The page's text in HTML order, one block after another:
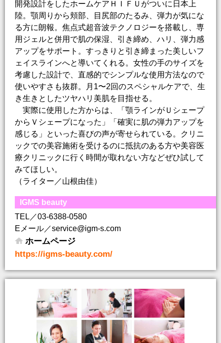
開発設計をしたホームケアＨＩＦＵがついに日本上
陸。顎周りから頬部、目尻部のたるみ、弾力が気にな
る方に朗報。焦点式超音波テクノロジーを搭載し、専
用ジェルと併用で肌の保湿、引き締め、ハリ、弾力感
アップをサポート。すっきりと引き締まった美しいフ
ェイスラインへと導いてくれる。女性の手のサイズを
考慮した設計で、直感的でシンプルな使用方法なので
使いやすさも抜群。月1〜2回のスペシャルケアで、生
き生きとしたツヤハリ美肌を目指せる。
実際に使用した方からは、「顎ラインがＵシェープ
からＶシェープになった」「確実に肌の弾力アップを
感じる」といった喜びの声が寄せられている。クリニ
ックでの美容施術を受けるのに抵抗のある方や美容医
療クリニックに行く時間が取れない方などぜひ試して
みてほしい。
（ライター／山根由佳）
IGMS beauty
TEL／03-6388-0580
Eメール／service@igm-s.com
ホームページ
https://igms-beauty.com/